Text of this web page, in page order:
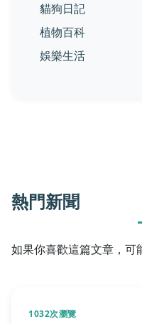
貓狗日記
植物百科
娛樂生活
熱門新聞
如果你喜歡這篇文章，可
1032次瀏覽